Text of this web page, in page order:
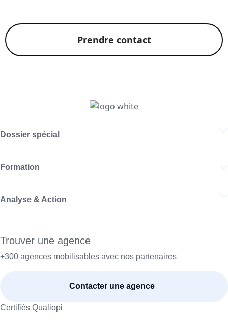
Prendre contact
Dossier spécial
Formation
Analyse & Action
Trouver une agence
+300 agences mobilisables avec nos partenaires
Contacter une agence
Certifiés Qualiopi